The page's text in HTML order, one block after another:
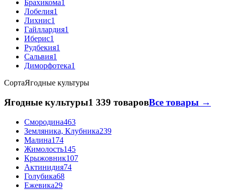
Брахикома1
Лобелия1
Лихнис1
Гайллардия1
Иберис1
Рудбекия1
Сальвия1
Диморфотека1
СортаЯгодные культуры
Ягодные культуры1 339 товаровВсе товары →
Смородина463
Земляника, Клубника239
Малина174
Жимолость145
Крыжовник107
Актинидия74
Голубика68
Ежевика29